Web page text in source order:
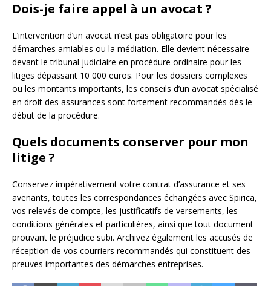
Dois-je faire appel à un avocat ?
L’intervention d’un avocat n’est pas obligatoire pour les
démarches amiables ou la médiation. Elle devient nécessaire
devant le tribunal judiciaire en procédure ordinaire pour les
litiges dépassant 10 000 euros. Pour les dossiers complexes
ou les montants importants, les conseils d’un avocat spécialisé
en droit des assurances sont fortement recommandés dès le
début de la procédure.
Quels documents conserver pour mon
litige ?
Conservez impérativement votre contrat d’assurance et ses
avenants, toutes les correspondances échangées avec Spirica,
vos relevés de compte, les justificatifs de versements, les
conditions générales et particulières, ainsi que tout document
prouvant le préjudice subi. Archivez également les accusés de
réception de vos courriers recommandés qui constituent des
preuves importantes des démarches entreprises.